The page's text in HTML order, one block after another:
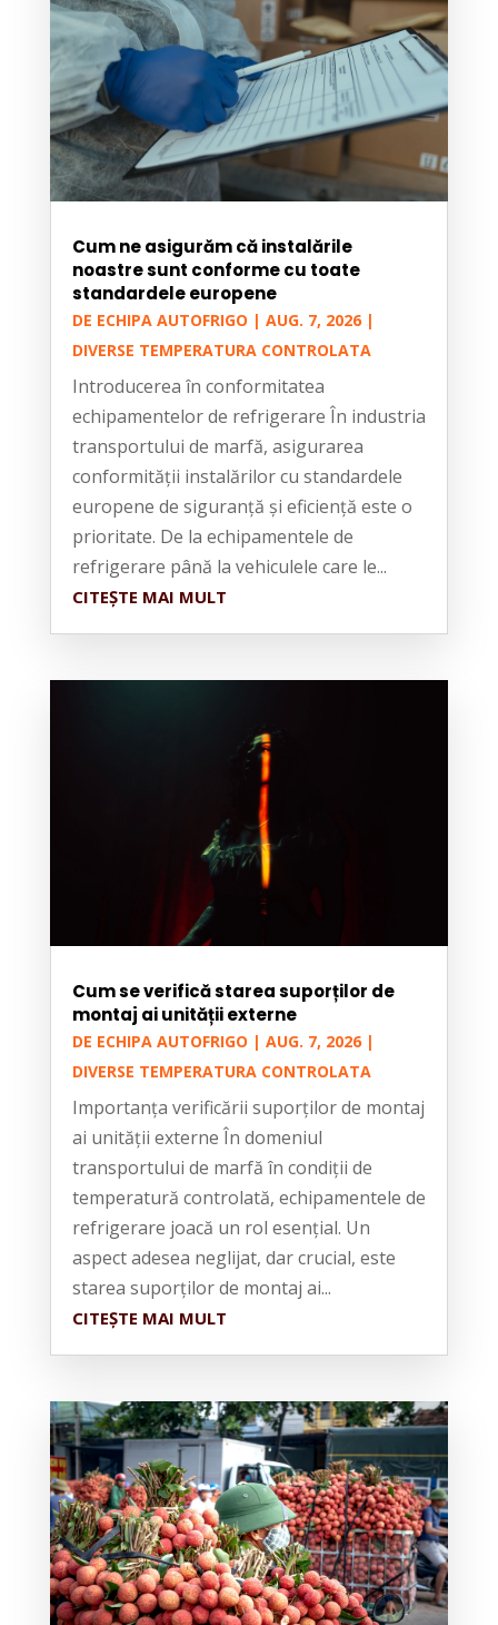
Cum ne asigurăm că instalările
noastre sunt conforme cu toate
standardele europene
DE ECHIPA AUTOFRIGO | AUG. 7, 2026|
DIVERSE TEMPERATURA CONTROLATA
Introducerea în conformitatea
echipamentelor de refrigerare În industria
transportului de marfă, asigurarea
conformității instalărilor cu standardele
europene de siguranță și eficiență este o
prioritate. De la echipamentele de
refrigerare până la vehiculele care le...
CITEȘTE MAI MULT
Cum se verifică starea suporților de
montaj ai unității externe
DE ECHIPA AUTOFRIGO | AUG. 7, 2026|
DIVERSE TEMPERATURA CONTROLATA
Importanța verificării suporților de montaj
ai unității externe În domeniul
transportului de marfă în condiții de
temperatură controlată, echipamentele de
refrigerare joacă un rol esențial. Un
aspect adesea neglijat, dar crucial, este
starea suporților de montaj ai...
CITEȘTE MAI MULT